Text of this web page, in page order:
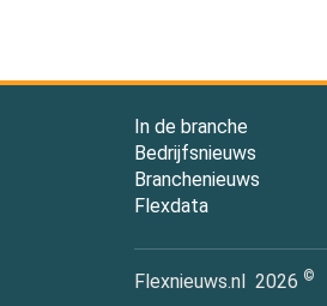
In de branche
Bedrijfsnieuws
Branchenieuws
Flexdata
Flexnieuws.nl 2026 ©